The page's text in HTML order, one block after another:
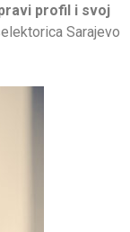
profil i svoj
Sarajevo